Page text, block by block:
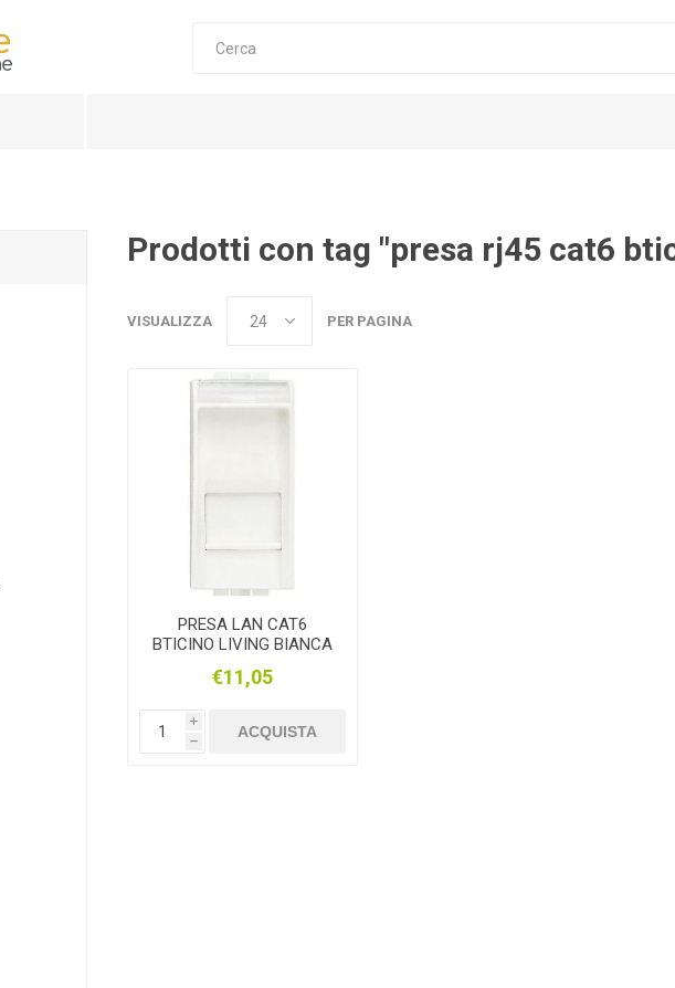
Prodotti con tag "presa rj45 cat6
VISUALIZZA PER PAGINA
PRESA LAN CAT6
BTICINO LIVING BIANCA
€11,05
i
h
ACQUISTA